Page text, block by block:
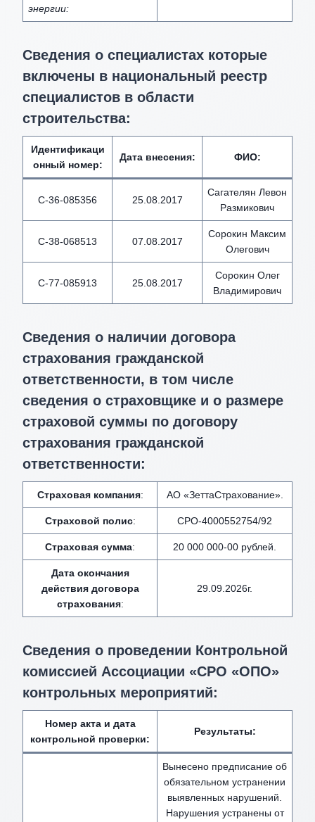
энергии:
Сведения о специалистах которые
включены в национальный реестр
специалистов в области
строительства:
Идентификаци
онный номер:
Дата внесения: ФИО:
С-36-085356 25.08.2017
Сагателян Левон
Размикович
С-38-068513 07.08.2017
Сорокин Максим
Олегович
С-77-085913 25.08.2017
Сорокин Олег
Владимирович
Сведения о наличии договора
страхования гражданской
ответственности, в том числе
сведения о страховщике и о размере
страховой суммы по договору
страхования гражданской
ответственности:
Страховая компания: АО «ЗеттаСтрахование».
Страховой полис: СРО-4000552754/92
Страховая сумма: 20 000 000-00 рублей.
Дата окончания
действия договора
страхования:
29.09.2026г.
Сведения о проведении Контрольной
комиссией Ассоциации «СРО «ОПО»
контрольных мероприятий:
Номер акта и дата
контрольной проверки:
Результаты:
Вынесено предписание об
обязательном устранении
выявленных нарушений.
Нарушения устранены от